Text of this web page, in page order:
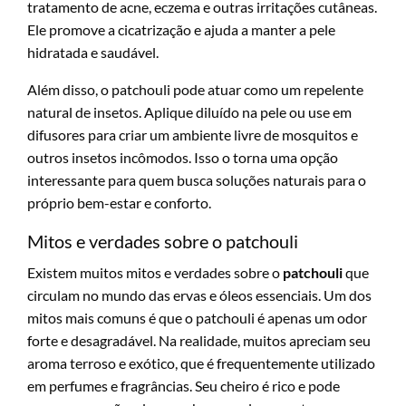
tratamento de acne, eczema e outras irritações cutâneas.
Ele promove a cicatrização e ajuda a manter a pele
hidratada e saudável.
Além disso, o patchouli pode atuar como um repelente
natural de insetos. Aplique diluído na pele ou use em
difusores para criar um ambiente livre de mosquitos e
outros insetos incômodos. Isso o torna uma opção
interessante para quem busca soluções naturais para o
próprio bem-estar e conforto.
Mitos e verdades sobre o patchouli
Existem muitos mitos e verdades sobre o patchoulique
circulam no mundo das ervas e óleos essenciais. Um dos
mitos mais comuns é que o patchouli é apenas um odor
forte e desagradável. Na realidade, muitos apreciam seu
aroma terroso e exótico, que é frequentemente utilizado
em perfumes e fragrâncias. Seu cheiro é rico e pode